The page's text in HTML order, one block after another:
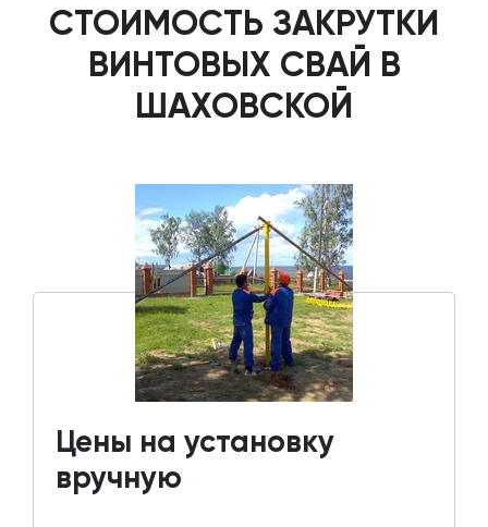
СТОИМОСТЬ ЗАКРУТКИ
ВИНТОВЫХ СВАЙ В
ШАХОВСКОЙ
Цены на установку
вручную